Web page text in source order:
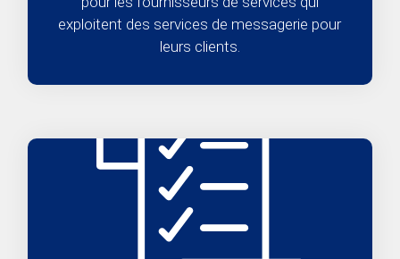
exploitent des services de messagerie pour
leurs clients.